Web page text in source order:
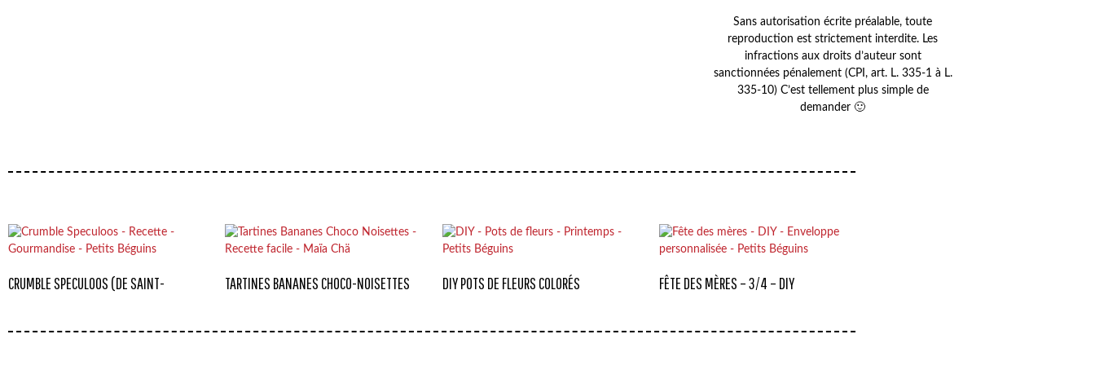
Sans autorisation écrite préalable, toute
reproduction est strictement interdite. Les
infractions aux droits d’auteur sont
sanctionnées pénalement (CPI, art. L. 335-1 à L.
335-10) C’est tellement plus simple de
demander 🙂
CRUMBLE SPECULOOS (DE SAINT-
TARTINES BANANES CHOCO-NOISETTES DIY POTS DE FLEURS COLORÉS FÊTE DES MÈRES – 3/4 – DIY